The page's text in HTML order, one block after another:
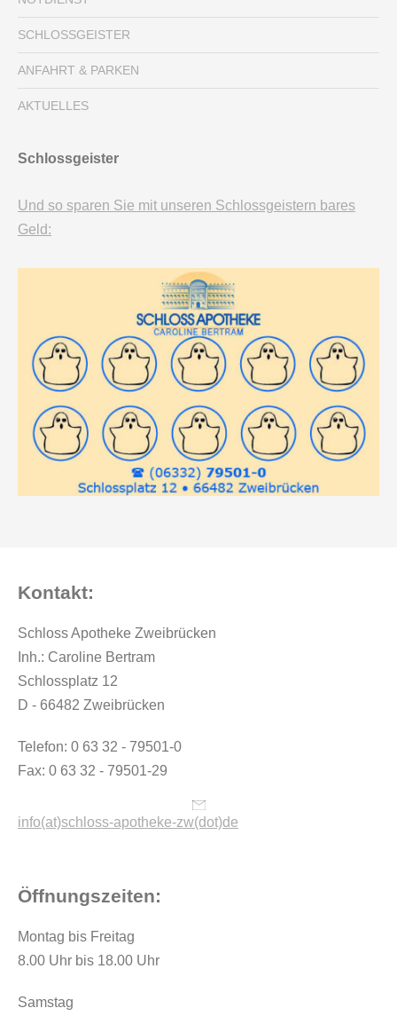
SCHLOSSGEISTER
ANFAHRT & PARKEN
AKTUELLES
Schlossgeister
Und so sparen Sie mit unseren Schlossgeistern bares
Geld:
Kontakt:
Schloss Apotheke Zweibrücken
Inh.: Caroline Bertram
Schlossplatz 12
D - 66482 Zweibrücken
Telefon: 0 63 32 - 79501-0
Fax: 0 63 32 - 79501-29
info(at)schloss-apotheke-zw(dot)de
Öffnungszeiten:
Montag bis Freitag
8.00 Uhr bis 18.00 Uhr
Samstag